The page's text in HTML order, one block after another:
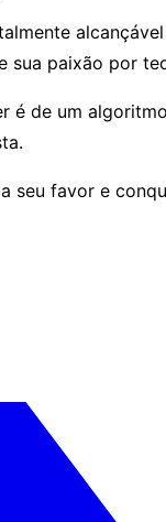
paixão por
é de um
favor e